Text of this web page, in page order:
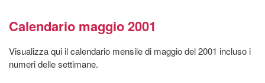
Calendario maggio 2001
Visualizza qui il calendario mensile di maggio del 2001 incluso i
numeri delle settimane.